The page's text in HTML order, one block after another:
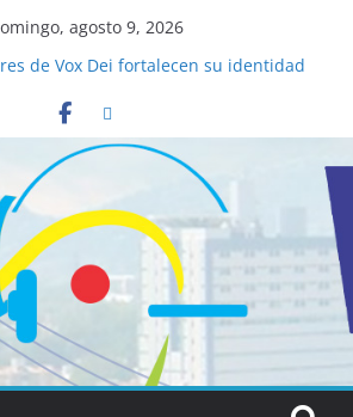
agosto 9, 2026
de Vox Dei fortalecen su identidad
desvela los 5 secretos que tiene
un católico para convertirse en
atrae a cientos de visitantes y
la economía local
a la mesa: la importancia de
familia
en común la nueva Película Toy
Papa León XIV